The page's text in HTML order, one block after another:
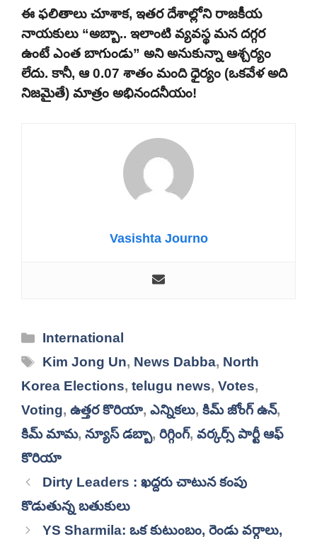
ఈ ఫలితాలు చూశాక, ఇతర దేశాల్లోని రాజకీయ
నాయకులు “అబ్బా.. ఇలాంటి వ్యవస్థ మన దగ్గర
ఉంటే ఎంత బాగుండు” అని అనుకున్నా ఆశ్చర్యం
లేదు. కానీ, ఆ 0.07 శాతం మంది ధైర్యం (ఒకవేళ అది
నిజమైతే) మాత్రం అభినందనీయం!
Vasishta Journo
Categories
International
Tags
Kim Jong Un, News Dabba, North
Korea Elections, telugu news, Votes,
Voting, ఉత్తర కొరియా, ఎన్నికలు, కిమ్ జోంగ్ ఉన్,
కిమ్ మామ, న్యూస్ డబ్బా, రిగ్గింగ్, వర్కర్స్ పార్టీ ఆఫ్
కొరియా
Dirty Leaders : ఖద్దరు చాటున కంపు
కొడుతున్న బతుకులు
YS Sharmila: ఒక కుటుంబం, రెండు వర్గాలు,